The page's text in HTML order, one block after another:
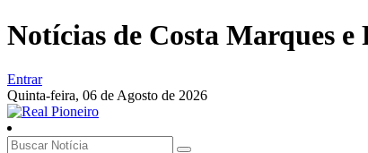
Notícias de Costa Marques e
Entrar
Quinta-feira, 06 de Agosto de 2026